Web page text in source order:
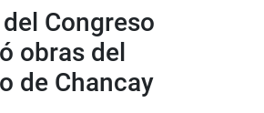
Congreso
obras del
de Chancay